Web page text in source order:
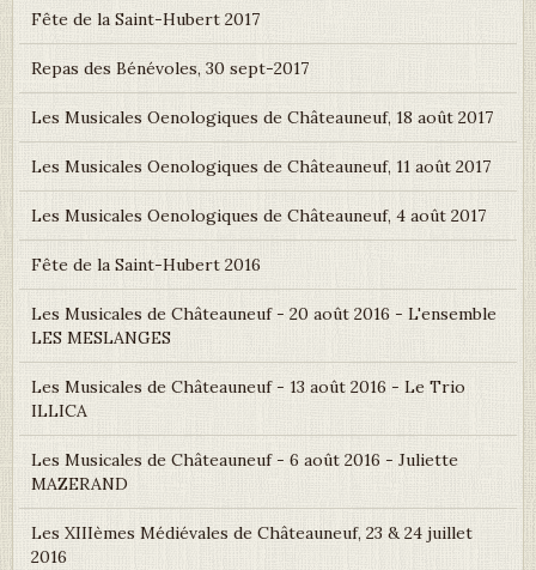
Fête de la Saint-Hubert 2017
Repas des Bénévoles, 30 sept-2017
Les Musicales Oenologiques de Châteauneuf, 18 août 2017
Les Musicales Oenologiques de Châteauneuf, 11 août 2017
Les Musicales Oenologiques de Châteauneuf, 4 août 2017
Fête de la Saint-Hubert 2016
Les Musicales de Châteauneuf - 20 août 2016 - L'ensemble
LES MESLANGES
Les Musicales de Châteauneuf - 13 août 2016 - Le Trio
ILLICA
Les Musicales de Châteauneuf - 6 août 2016 - Juliette
MAZERAND
Les XIIIèmes Médiévales de Châteauneuf, 23 & 24 juillet
2016